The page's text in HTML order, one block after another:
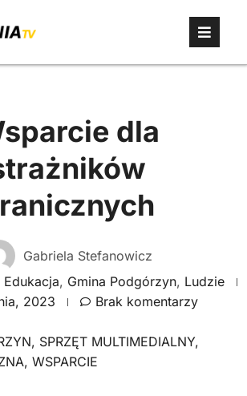
dla
Gabriela Stefanowicz
Edukacja, Gmina Podgórzyn, Ludzie
2023
Brak komentarzy
, SPRZĘT MULTIMEDIALNY,
, WSPARCIE